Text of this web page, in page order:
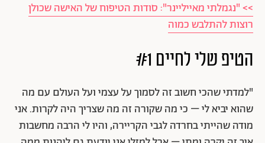
>> "נגמלתי מאייליינר": סודות הטיפוח של האישה שכולן
רוצות להתלבש כמוה
הטיפ שלי לחיים #1
"למדתי שהכי חשוב זה לסמוך על עצמי ועל העולם עם מה
שהוא יביא לי – כי מה שקורה זה מה שצריך היה לקרות. אני
מודה שהייתי בחרדה לגבי הקריירה, והיו לי הרבה מחשבות